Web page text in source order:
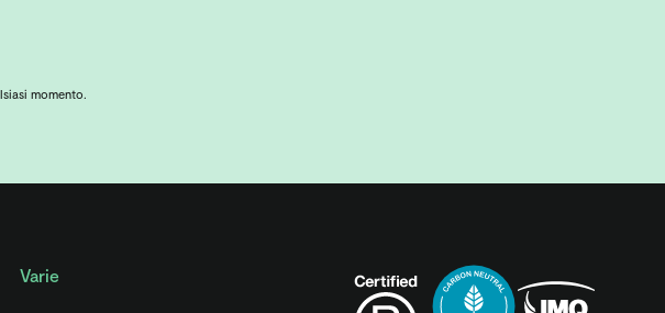
momento.
Varie